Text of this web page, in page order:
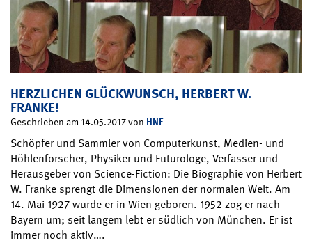
HERZLICHEN GLÜCKWUNSCH, HERBERT W.
FRANKE!
Geschrieben am 14.05.2017 von HNF
Schöpfer und Sammler von Computerkunst, Medien- und
Höhlenforscher, Physiker und Futurologe, Verfasser und
Herausgeber von Science-Fiction: Die Biographie von Herbert
W. Franke sprengt die Dimensionen der normalen Welt. Am
14. Mai 1927 wurde er in Wien geboren. 1952 zog er nach
Bayern um; seit langem lebt er südlich von München. Er ist
immer noch aktiv….